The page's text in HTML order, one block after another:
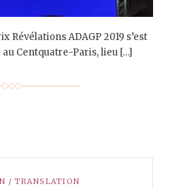
Révélations ADAGP 2019 s’est
Centquatre-Paris, lieu […]
/ TRANSLATION